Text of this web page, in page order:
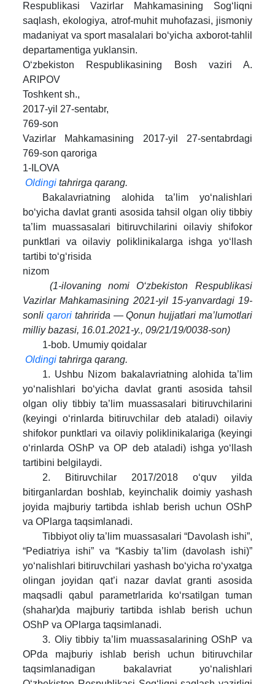
Respublikasi Vazirlar Mahkamasining Sog‘liqni
saqlash, ekologiya, atrof-muhit muhofazasi, jismoniy
madaniyat va sport masalalari bo‘yicha axborot-tahlil
departamentiga yuklansin.
O‘zbekiston Respublikasining Bosh vaziri A.
ARIPOV
Toshkent sh.,
2017-yil 27-sentabr,
769-son
Vazirlar Mahkamasining 2017-yil 27-sentabrdagi
769-son qaroriga
1-ILOVA
Oldingi tahrirga qarang.
Bakalavriatning alohida ta’lim yo‘nalishlari
bo‘yicha davlat granti asosida tahsil olgan oliy tibbiy
ta’lim muassasalari bitiruvchilarini oilaviy shifokor
punktlari va oilaviy poliklinikalarga ishga yo‘llash
tartibi to‘g‘risida
nizom
(1-ilovaning nomi O‘zbekiston Respublikasi
Vazirlar Mahkamasining 2021-yil 15-yanvardagi 19-
sonliqarori tahririda — Qonun hujjatlari ma’lumotlari
milliy bazasi, 16.01.2021-y., 09/21/19/0038-son)
1-bob. Umumiy qoidalar
Oldingi tahrirga qarang.
1. Ushbu Nizom bakalavriatning alohida ta’lim
yo‘nalishlari bo‘yicha davlat granti asosida tahsil
olgan oliy tibbiy ta’lim muassasalari bitiruvchilarini
(keyingi o‘rinlarda bitiruvchilar deb ataladi) oilaviy
shifokor punktlari va oilaviy poliklinikalariga (keyingi
o‘rinlarda OShP va OP deb ataladi) ishga yo‘llash
tartibini belgilaydi.
2. Bitiruvchilar 2017/2018 o‘quv yilda
bitirganlardan boshlab, keyinchalik doimiy yashash
joyida majburiy tartibda ishlab berish uchun OShP
va OPlarga taqsimlanadi.
Tibbiyot oliy ta’lim muassasalari “Davolash ishi”,
“Pediatriya ishi” va “Kasbiy ta’lim (davolash ishi)”
yo‘nalishlari bitiruvchilari yashash bo‘yicha ro‘yxatga
olingan joyidan qat’i nazar davlat granti asosida
maqsadli qabul parametrlarida ko‘rsatilgan tuman
(shahar)da majburiy tartibda ishlab berish uchun
OShP va OPlarga taqsimlanadi.
3. Oliy tibbiy ta’lim muassasalarining OShP va
OPda majburiy ishlab berish uchun bitiruvchilar
taqsimlanadigan bakalavriat yo‘nalishlari